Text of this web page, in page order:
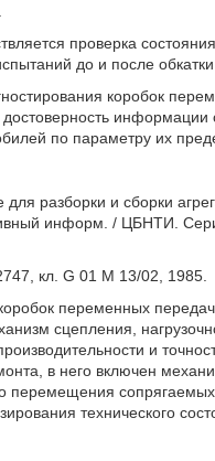
проверка
до и после
коробок
достоверность
по параметру их
разборки и сборки
информ. / ЦБНТИ.
кл. G 01 M 13/02, 1985.
переменных
сцепления,
и
в него включен
перемещения
технического